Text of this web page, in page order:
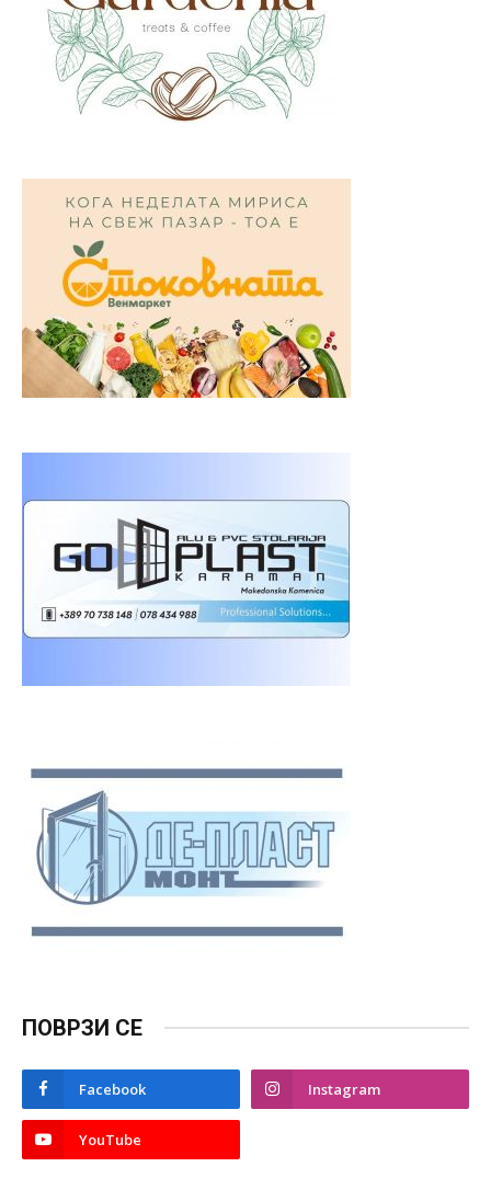
ПОВРЗИ СЕ
Facebook Instagram
YouTube